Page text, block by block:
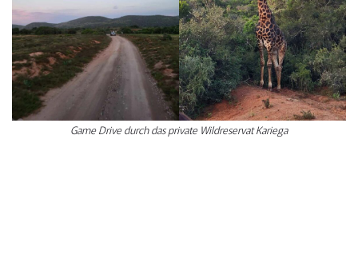
Game Drive durch das private Wildreservat Kariega